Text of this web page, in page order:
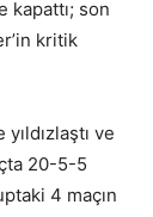
kapattı; son
kritik
ve
20-5-5
4 maçın